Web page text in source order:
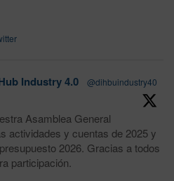
Industry 4.0
@dihbuindustry40
Asamblea General
actividades y cuentas de 2025 y
2026. Gracias a todos
participación.